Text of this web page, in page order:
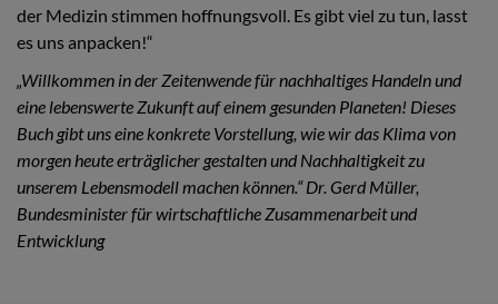
der Medizin stimmen hoffnungsvoll. Es gibt viel zu tun, lasst
es uns anpacken!“
„Willkommen in der Zeitenwende für nachhaltiges Handeln und
eine lebenswerte Zukunft auf einem gesunden Planeten! Dieses
Buch gibt uns eine konkrete Vorstellung, wie wir das Klima von
morgen heute erträglicher gestalten und Nachhaltigkeit zu
unserem Lebensmodell machen können.“ Dr. Gerd Müller,
Bundesminister für wirtschaftliche Zusammenarbeit und
Entwicklung